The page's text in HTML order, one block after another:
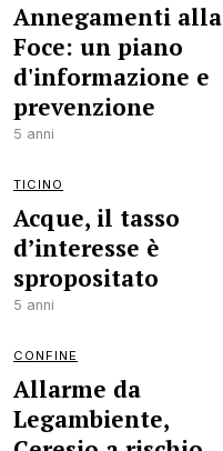
Annegamenti alla
Foce: un piano
d'informazione e
prevenzione
5 anni
TICINO
Acque, il tasso
d’interesse è
spropositato
5 anni
CONFINE
Allarme da
Legambiente,